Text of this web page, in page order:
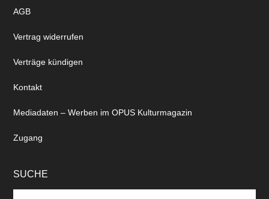
AGB
Vertrag widerrufen
Verträge kündigen
Kontakt
Mediadaten – Werben im OPUS Kulturmagazin
Zugang
SUCHE